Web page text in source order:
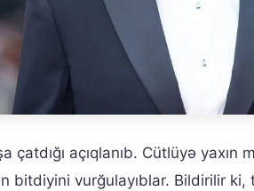
çatdığı açıqlanıb. Cütlüyə yaxın
vurğulayıblar. Bildirilir ki,